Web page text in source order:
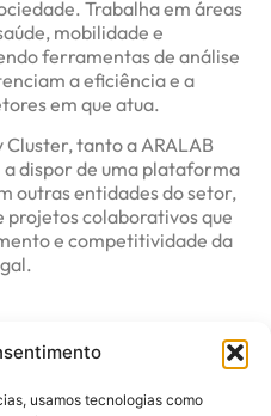
usamos tecnologias como
Trabalha em áreas
mobilidade e
ferramentas de análise
a eficiência e a
em que atua.
tanto a ARALAB
a dispor de uma plataforma
outras entidades do setor,
colaborativos que
e competitividade da